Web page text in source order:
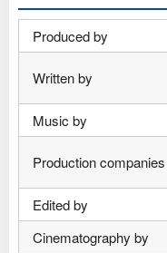
Produced by
Written by
Music by
Production companies
Edited by
Cinematography by